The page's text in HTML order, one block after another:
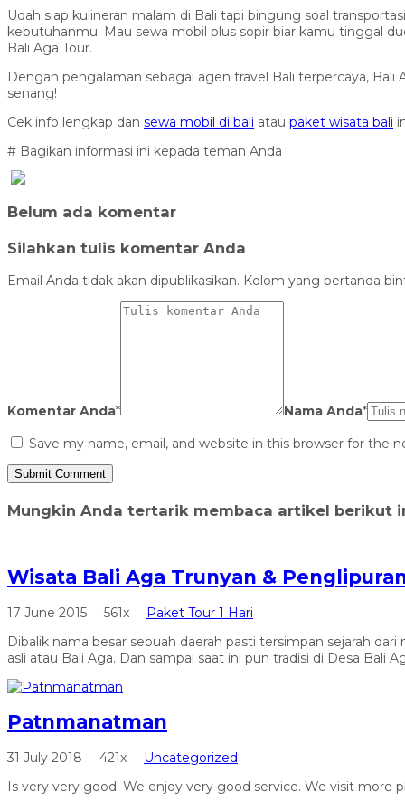
Udah siap kulineran malam di Bali tapi bingung soal
kebutuhanmu. Mau sewa mobil plus sopir biar kamu tinggal
Bali Aga Tour.
Dengan pengalaman sebagai agen travel Bali terpercaya,
senang!
Cek info lengkap dan sewa mobil di bali atau paket wisata bali
# Bagikan informasi ini kepada teman Anda
Belum ada komentar
Silahkan tulis komentar Anda
Email Anda tidak akan dipublikasikan. Kolom yang bertanda
Komentar Anda* Nama Anda*
Save my name, email, and website in this browser for the
Mungkin Anda tertarik membaca artikel berikut
Wisata Bali Aga Trunyan &
17 June 2015 561x
Paket Tour 1 Hari
Dibalik nama besar sebuah daerah pasti tersimpan sejarah
asli atau Bali Aga. Dan sampai saat ini pun tradisi di Desa Bali
Patnmanatman
31 July 2018 421x
Uncategorized
Is very very good. We enjoy very good service. We visit more